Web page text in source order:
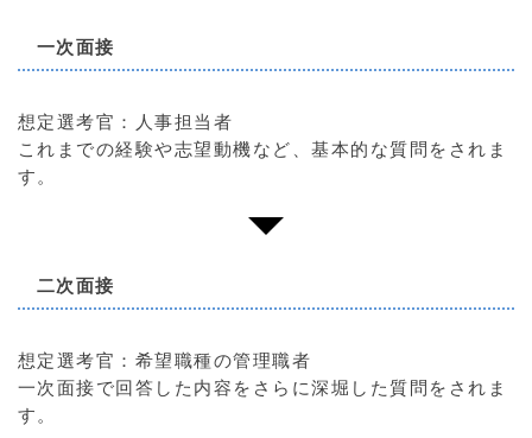
一次面接
想定選考官：人事担当者
これまでの経験や志望動機など、基本的な質問をされま
す。
二次面接
想定選考官：希望職種の管理職者
一次面接で回答した内容をさらに深堀した質問をされま
す。